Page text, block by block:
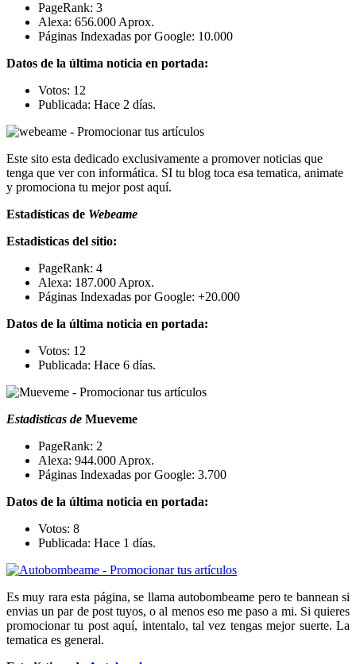
PageRank: 3
Alexa: 656.000 Aprox.
Páginas Indexadas por Google: 10.000
Datos de la última noticia en portada:
Votos: 12
Publicada: Hace 2 días.
Este sito esta dedicado exclusivamente a promover noticias que
tenga que ver con informática. SI tu blog toca esa tematica, animate
y promociona tu mejor post aquí.
Estadísticas de Webeame
Estadisticas del sitio:
PageRank: 4
Alexa: 187.000 Aprox.
Páginas Indexadas por Google: +20.000
Datos de la última noticia en portada:
Votos: 12
Publicada: Hace 6 días.
Estadisticas de Mueveme
PageRank: 2
Alexa: 944.000 Aprox.
Páginas Indexadas por Google: 3.700
Datos de la última noticia en portada:
Votos: 8
Publicada: Hace 1 días.
Es muy rara esta página, se llama autobombeame pero te bannean si
envias un par de post tuyos, o al menos eso me paso a mi. Si quieres
promocionar tu post aquí, intentalo, tal vez tengas mejor suerte. La
tematica es general.